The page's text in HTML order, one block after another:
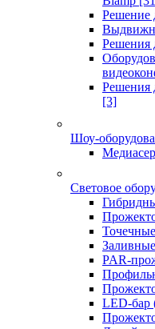
Решение
Решения
Решения
[3]
Шоу-
Световое
PAR-
LED-бар